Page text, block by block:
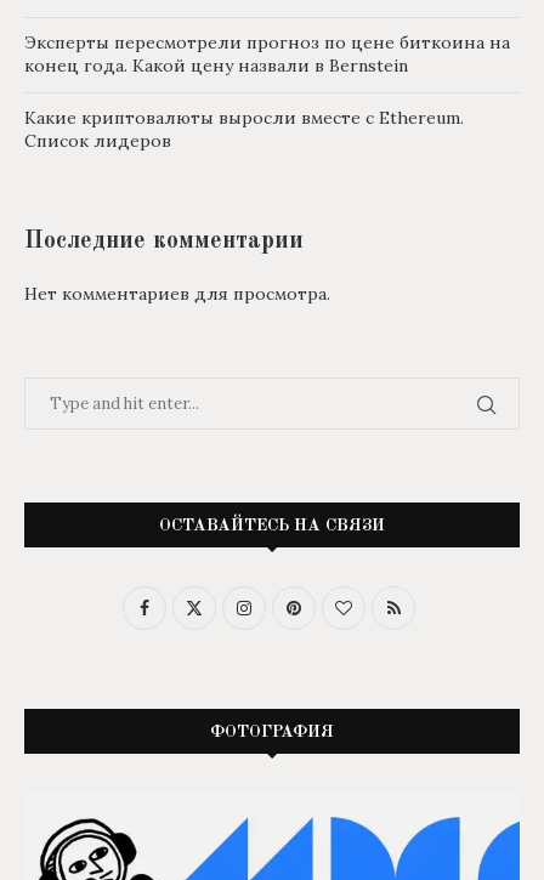
Эксперты пересмотрели прогноз по цене биткоина на
конец года. Какой цену назвали в Bernstein
Какие криптовалюты выросли вместе с Ethereum.
Список лидеров
Последние комментарии
Нет комментариев для просмотра.
ОСТАВАЙТЕСЬ НА СВЯЗИ
ФОТОГРАФИЯ